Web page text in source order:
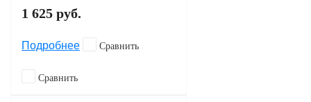
1 625 руб.
Подробнее Сравнить
Сравнить